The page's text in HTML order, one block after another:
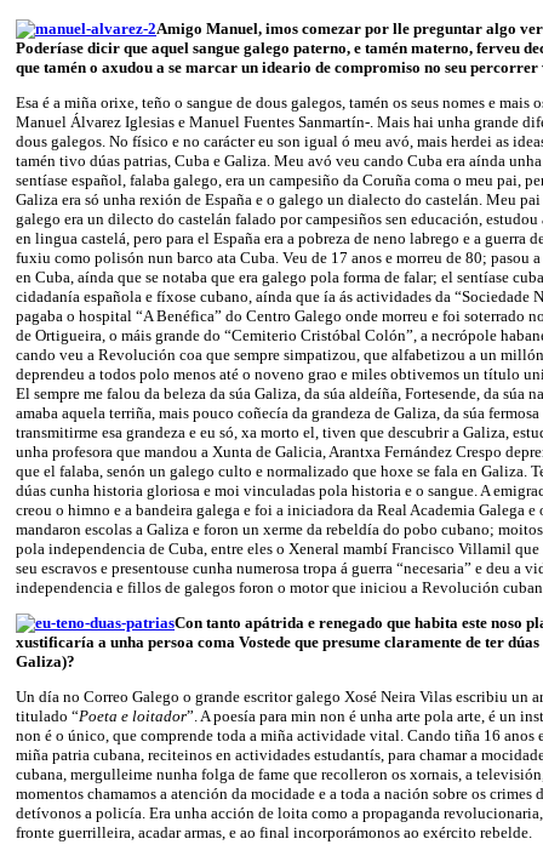
Amigo Manuel, imos comezar por lle preguntar algo
Poderíase dicir que aquel sangue galego paterno, e tamén materno, ferveu
que tamén o axudou a se marcar un ideario de compromiso no seu
Esa é a miña orixe, teño o sangue de dous galegos, tamén os seus nomes e mais
Manuel Álvarez Iglesias e Manuel Fuentes Sanmartín-. Mais hai unha grande
dous galegos. No físico e no carácter eu son igual ó meu avó, mais herdei as
tamén tivo dúas patrias, Cuba e Galiza. Meu avó veu cando Cuba era aínda
sentíase español, falaba galego, era un campesiño da Coruña coma o meu pai,
Galiza era só unha rexión de España e o galego un dialecto do castelán. Meu
galego era un dilecto do castelán falado por campesiños sen educación, estudou
en lingua castelá, pero para el España era a pobreza de neno labrego e a guerra
fuxiu como polisón nun barco ata Cuba. Veu de 17 anos e morreu de 80; pasou
en Cuba, aínda que se notaba que era galego pola forma de falar; el sentíase
cidadanía española e fíxose cubano, aínda que ía ás actividades da “Sociedade
pagaba o hospital “A Benéfica” do Centro Galego onde morreu e foi soterrado
de Ortigueira, o máis grande do “Cemiterio Cristóbal Colón”, a necrópole
cando veu a Revolución coa que sempre simpatizou, que alfabetizou a un
deprendeu a todos polo menos até o noveno grao e miles obtivemos un título
El sempre me falou da beleza da súa Galiza, da súa aldeíña, Fortesende, da súa
amaba aquela terriña, mais pouco coñecía da grandeza de Galiza, da súa
transmitirme esa grandeza e eu só, xa morto el, tiven que descubrir a Galiza,
unha profesora que mandou a Xunta de Galicia, Arantxa Fernández Crespo
que el falaba, senón un galego culto e normalizado que hoxe se fala en Galiza.
dúas cunha historia gloriosa e moi vinculadas pola historia e o sangue. A
creou o himno e a bandeira galega e foi a iniciadora da Real Academia Galega e
mandaron escolas a Galiza e foron un xerme da rebeldía do pobo cubano;
pola independencia de Cuba, entre eles o Xeneral mambí Francisco Villamil que
seu escravos e presentouse cunha numerosa tropa á guerra “necesaria” e deu a
independencia e fillos de galegos foron o motor que iniciou a Revolución
Con tanto apátrida e renegado que habita este noso
xustificaría a unha persoa coma Vostede que presume claramente de ter
Galiza)?
Un día no Correo Galego o grande escritor galego Xosé Neira Vilas escribiu un
titulado “Poeta e loitador”. A poesía para min non é unha arte pola arte, é un
non é o único, que comprende toda a miña actividade vital. Cando tiña 16 anos
miña patria cubana, reciteinos en actividades estudantís, para chamar a
cubana, mergulleime nunha folga de fame que recolleron os xornais, a
momentos chamamos a atención da mocidade e a toda a nación sobre os crimes
detívonos a policía. Era unha acción de loita como a propaganda revolucionaria,
fronte guerrilleira, acadar armas, e ao final incorporámonos ao exército rebelde.